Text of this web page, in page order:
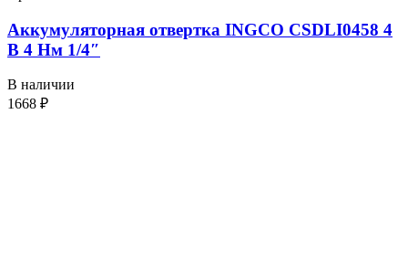
Аккумуляторная отвертка INGCO CSDLI0458 4
В 4 Нм 1/4″
В наличии
1668 ₽